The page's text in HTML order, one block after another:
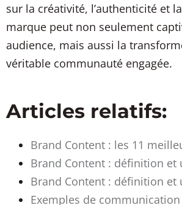
sur la créativité, l’authenticité et
marque peut non seulement
audience, mais aussi la
véritable communauté engagée.
Articles relatifs:
Brand Content : les 11
Brand Content : définition et
Brand Content : définition et
Exemples de